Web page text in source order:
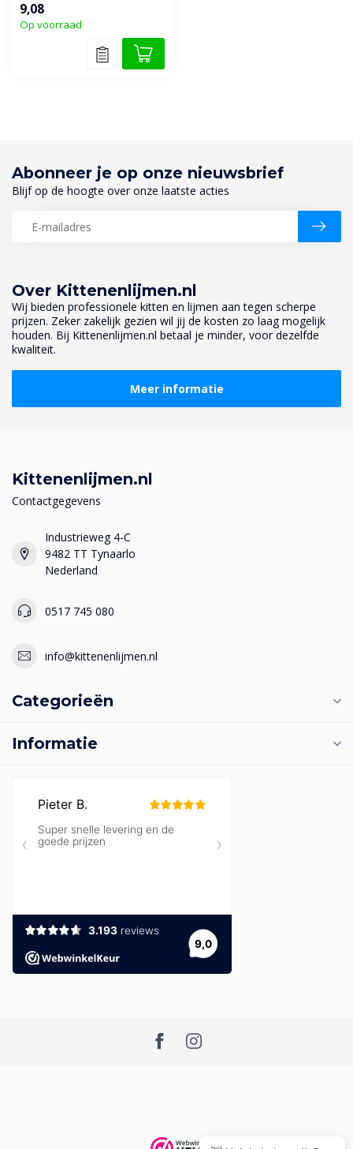
dil...
9,08
Op voorraad
Over Kittenenlijmen.nl
Wij bieden professionele kitten en lijmen aan tegen scherpe
prijzen. Zeker zakelijk gezien wil jij de kosten zo laag mogelijk
houden. Bij Kittenenlijmen.nl betaal je minder, voor dezelfde
kwaliteit.
Meer informatie
Abonneer je op onze nieuwsbrief
Blijf op de hoogte over onze laatste acties
Kittenenlijmen.nl
Contactgegevens
Industrieweg 4-C
9482 TT Tynaarlo
Nederland
0517 745 080
info@kittenenlijmen.nl
Categorieën
Informatie